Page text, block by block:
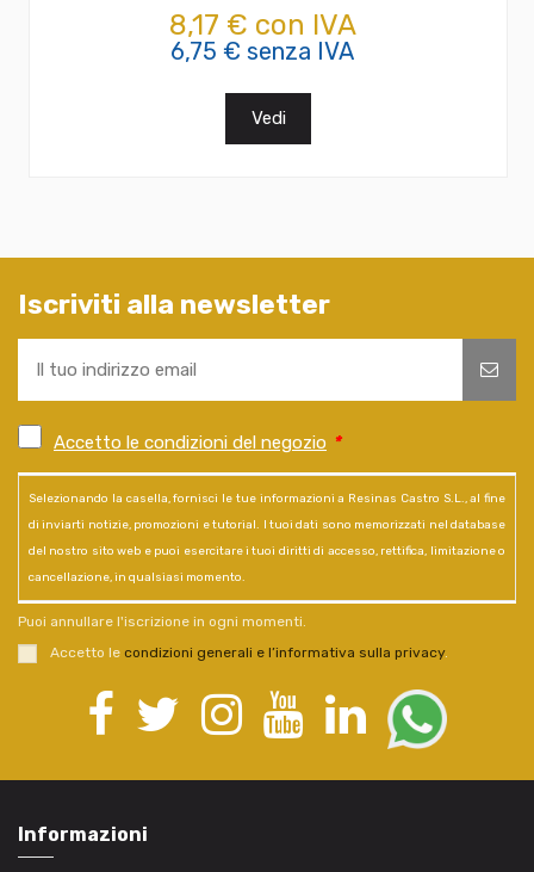
8,17 € con IVA
6,75 € senza IVA
Vedi
Iscriviti alla newsletter
Accetto le condizioni del negozio *
Selezionando la casella, fornisci le tue informazioni a Resinas Castro S.L., al fine
di inviarti notizie, promozioni e tutorial. I tuoi dati sono memorizzati nel database
del nostro sito web e puoi esercitare i tuoi diritti di accesso, rettifica, limitazione o
cancellazione, in qualsiasi momento.
Puoi annullare l'iscrizione in ogni momenti.
Accetto le condizioni generali e l’informativa sulla privacy.
Informazioni